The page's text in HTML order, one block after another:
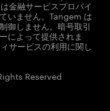
金融サービスプロバイ
いません。Tangem は
御しません。暗号取引
によって提供されま
サービスの利用に関し